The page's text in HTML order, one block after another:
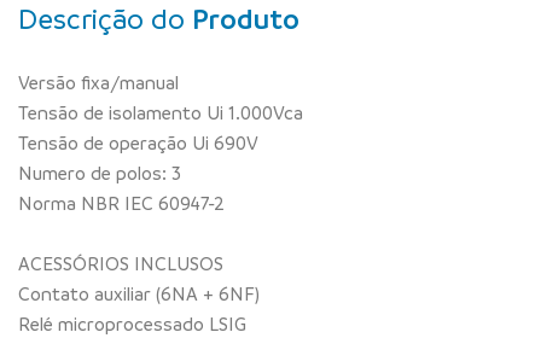
Descrição do Produto
Versão fixa/manual
Tensão de isolamento Ui 1.000Vca
Tensão de operação Ui 690V
Numero de polos: 3
Norma NBR IEC 60947-2
ACESSÓRIOS INCLUSOS
Contato auxiliar (6NA + 6NF)
Relé microprocessado LSIG